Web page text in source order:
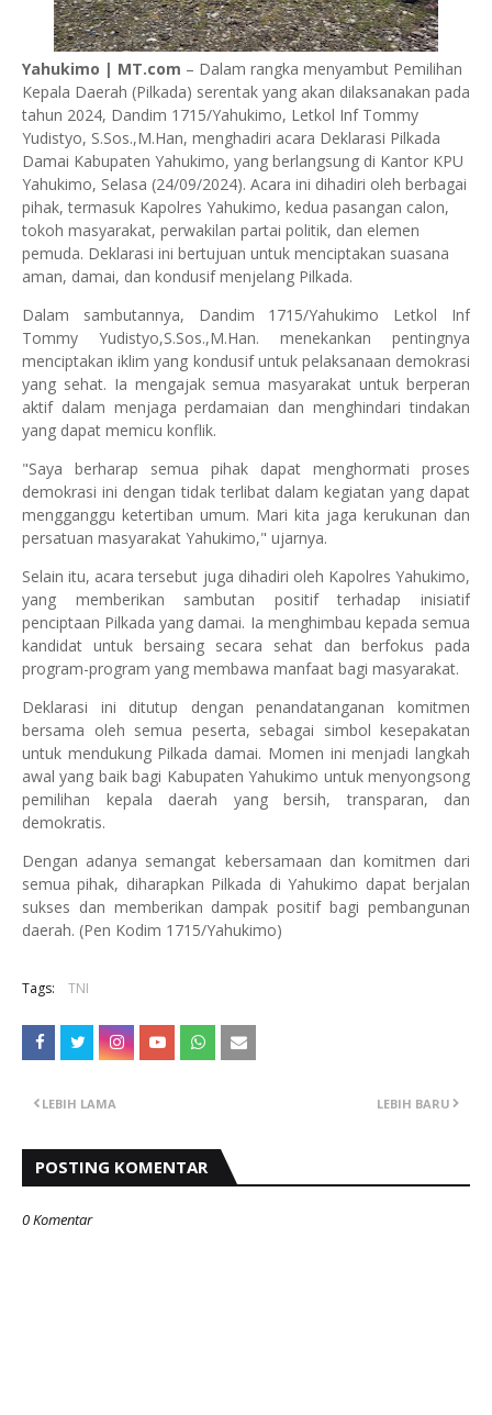
Yahukimo | MT.com – Dalam rangka menyambut Pemilihan
Kepala Daerah (Pilkada) serentak yang akan dilaksanakan pada
tahun 2024, Dandim 1715/Yahukimo, Letkol Inf Tommy
Yudistyo, S.Sos.,M.Han, menghadiri acara Deklarasi Pilkada
Damai Kabupaten Yahukimo, yang berlangsung di Kantor KPU
Yahukimo, Selasa (24/09/2024). Acara ini dihadiri oleh berbagai
pihak, termasuk Kapolres Yahukimo, kedua pasangan calon,
tokoh masyarakat, perwakilan partai politik, dan elemen
pemuda. Deklarasi ini bertujuan untuk menciptakan suasana
aman, damai, dan kondusif menjelang Pilkada.
Dalam sambutannya, Dandim 1715/Yahukimo Letkol Inf
Tommy Yudistyo,S.Sos.,M.Han. menekankan pentingnya
menciptakan iklim yang kondusif untuk pelaksanaan demokrasi
yang sehat. Ia mengajak semua masyarakat untuk berperan
aktif dalam menjaga perdamaian dan menghindari tindakan
yang dapat memicu konflik.
"Saya berharap semua pihak dapat menghormati proses
demokrasi ini dengan tidak terlibat dalam kegiatan yang dapat
mengganggu ketertiban umum. Mari kita jaga kerukunan dan
persatuan masyarakat Yahukimo," ujarnya.
Selain itu, acara tersebut juga dihadiri oleh Kapolres Yahukimo,
yang memberikan sambutan positif terhadap inisiatif
penciptaan Pilkada yang damai. Ia menghimbau kepada semua
kandidat untuk bersaing secara sehat dan berfokus pada
program-program yang membawa manfaat bagi masyarakat.
Deklarasi ini ditutup dengan penandatanganan komitmen
bersama oleh semua peserta, sebagai simbol kesepakatan
untuk mendukung Pilkada damai. Momen ini menjadi langkah
awal yang baik bagi Kabupaten Yahukimo untuk menyongsong
pemilihan kepala daerah yang bersih, transparan, dan
demokratis.
Dengan adanya semangat kebersamaan dan komitmen dari
semua pihak, diharapkan Pilkada di Yahukimo dapat berjalan
sukses dan memberikan dampak positif bagi pembangunan
daerah. (Pen Kodim 1715/Yahukimo)
Tags: TNI
LEBIH BARU
LEBIH LAMA
POSTING KOMENTAR
0 Komentar